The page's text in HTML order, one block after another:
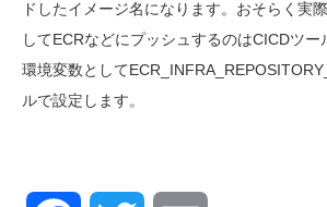
ドしたイメージ名になります。おそらく実
してECRなどにプッシュするのはCICDツー
環境変数として
ルで設定します。